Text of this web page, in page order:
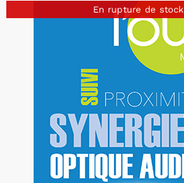
En rupture de stock